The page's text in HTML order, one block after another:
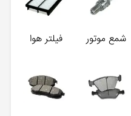
شمع موتور فیلتر هوا